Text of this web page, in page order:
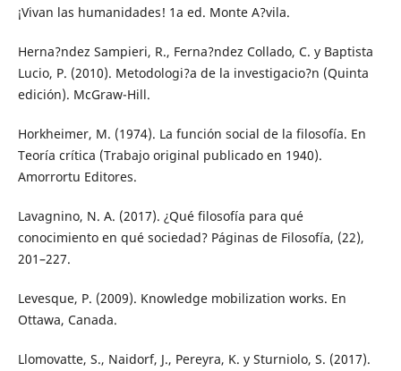
¡Vivan las humanidades! 1a ed. Monte A?vila.
Herna?ndez Sampieri, R., Ferna?ndez Collado, C. y Baptista
Lucio, P. (2010). Metodologi?a de la investigacio?n (Quinta
edición). McGraw-Hill.
Horkheimer, M. (1974). La función social de la filosofía. En
Teoría crítica (Trabajo original publicado en 1940).
Amorrortu Editores.
Lavagnino, N. A. (2017). ¿Qué filosofía para qué
conocimiento en qué sociedad? Páginas de Filosofía, (22),
201–227.
Levesque, P. (2009). Knowledge mobilization works. En
Ottawa, Canada.
Llomovatte, S., Naidorf, J., Pereyra, K. y Sturniolo, S. (2017).